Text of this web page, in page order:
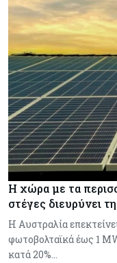
Η χώρα με τα
στέγες διευρύνει
Η Αυστραλία
φωτοβολταϊκά έως 1
κατά 20%…